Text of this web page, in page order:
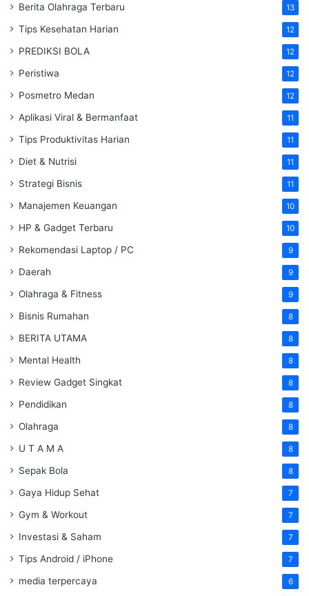
Berita Olahraga Terbaru 13
Tips Kesehatan Harian 12
PREDIKSI BOLA 12
Peristiwa 12
Posmetro Medan 12
Aplikasi Viral & Bermanfaat 11
Tips Produktivitas Harian 11
Diet & Nutrisi 11
Strategi Bisnis 11
Manajemen Keuangan 10
HP & Gadget Terbaru 10
Rekomendasi Laptop / PC 9
Daerah 9
Olahraga & Fitness 9
Bisnis Rumahan 8
BERITA UTAMA 8
Mental Health 8
Review Gadget Singkat 8
Pendidikan 8
Olahraga 8
U T A M A 8
Sepak Bola 8
Gaya Hidup Sehat 7
Gym & Workout 7
Investasi & Saham 7
Tips Android / iPhone 7
media terpercaya 6